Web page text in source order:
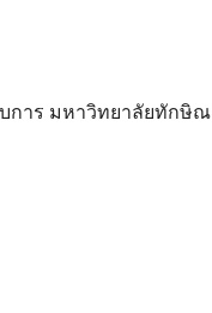
การ มหาวิทยาลัยทักษิณ